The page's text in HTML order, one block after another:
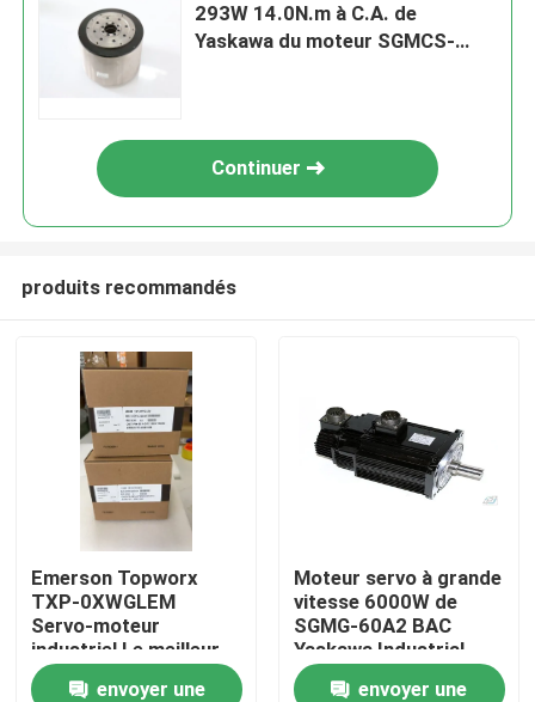
293W 14.0N.m à C.A. de
Yaskawa du moteur SGMCS-
Continuer
produits recommandés
Emerson Topworx
TXP-0XWGLEM
Servo-moteur
industriel Le meilleur
prix
envoyer une
Moteur servo à grande
vitesse 6000W de
SGMG-60A2 BAC
Yaskawa Industrial
Servo Motor
envoyer une